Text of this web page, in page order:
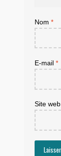
Nom *
E-mail *
Site web